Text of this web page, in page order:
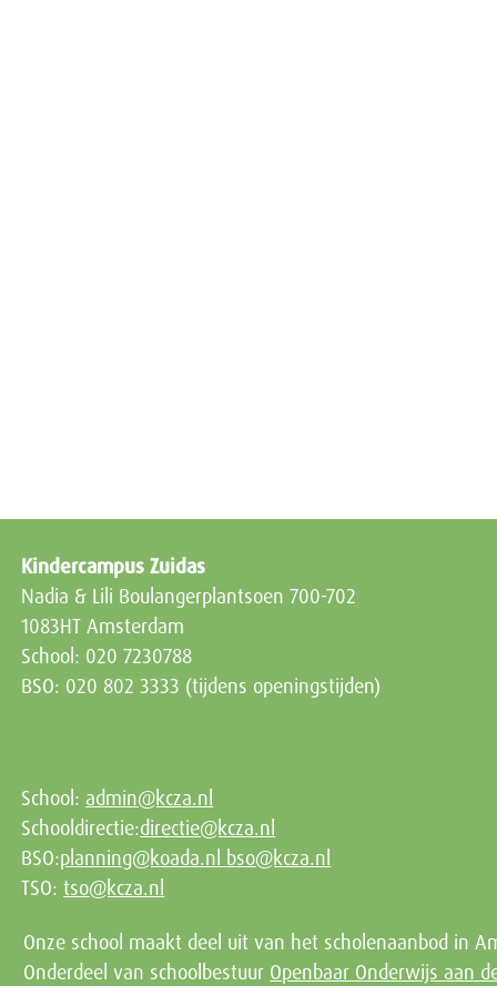
Kindercampus Zuidas
Nadia & Lili Boulangerplantsoen 700-702
1083HT Amsterdam
School: 020 7230788
BSO: 020 802 3333 (tijdens openingstijden)
School: admin@kcza.nl
Schooldirectie:directie@kcza.nl
BSO:planning@koada.nl bso@kcza.nl
TSO:tso@kcza.nl
Onze school maakt deel uit van het scholenaanbod in
Onderdeel van schoolbestuur Openbaar Onderwijs aan